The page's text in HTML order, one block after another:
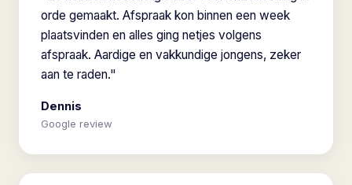
orde gemaakt. Afspraak kon binnen een week
plaatsvinden en alles ging netjes volgens
afspraak. Aardige en vakkundige jongens, zeker
aan te raden."
Dennis
Google review